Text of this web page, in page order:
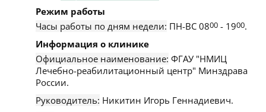
Режим работы
Часы работы по дням недели: ПН-ВС 0800 - 1900.
Информация о клинике
Официальное наименование: ФГАУ "НМИЦ
Лечебно-реабилитационный центр" Минздрава
России.
Руководитель: Никитин Игорь Геннадиевич.